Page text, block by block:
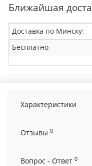
Ближайшая
Доставка по Минску:
Бесплатно
Характеристики
Отзывы 0
Вопрос - Ответ 0